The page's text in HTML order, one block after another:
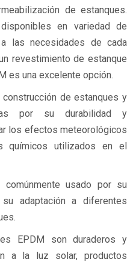
de estanques.
en variedad de
las necesidades de cada
revestimiento de estanque
es una excelente opción.
de estanques y
por su durabilidad y
los efectos meteorológicos
químicos utilizados en el
usado por su
adaptación a diferentes
EPDM son duraderos y
a la luz solar, productos